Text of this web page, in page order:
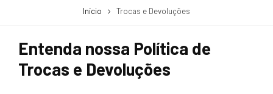
Início Trocas e Devoluções
Entenda nossa Política de
Trocas e Devoluções